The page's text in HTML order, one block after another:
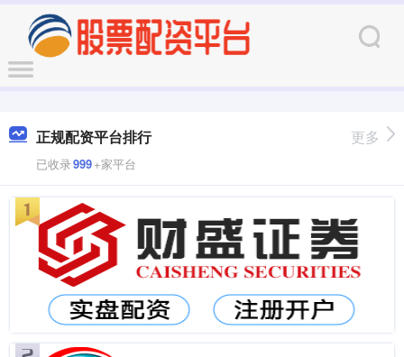
正规配资平台排行
已收录999+家平台
更多